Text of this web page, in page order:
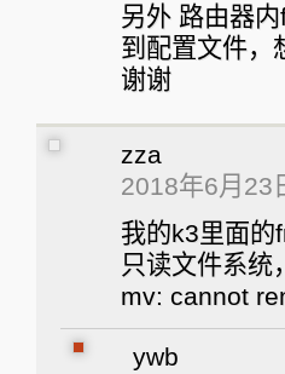
另外 路由器
到配置文件，
谢谢
zza
2018年6月23
我的k3里面的
只读文件系统
mv: cannot
ywb